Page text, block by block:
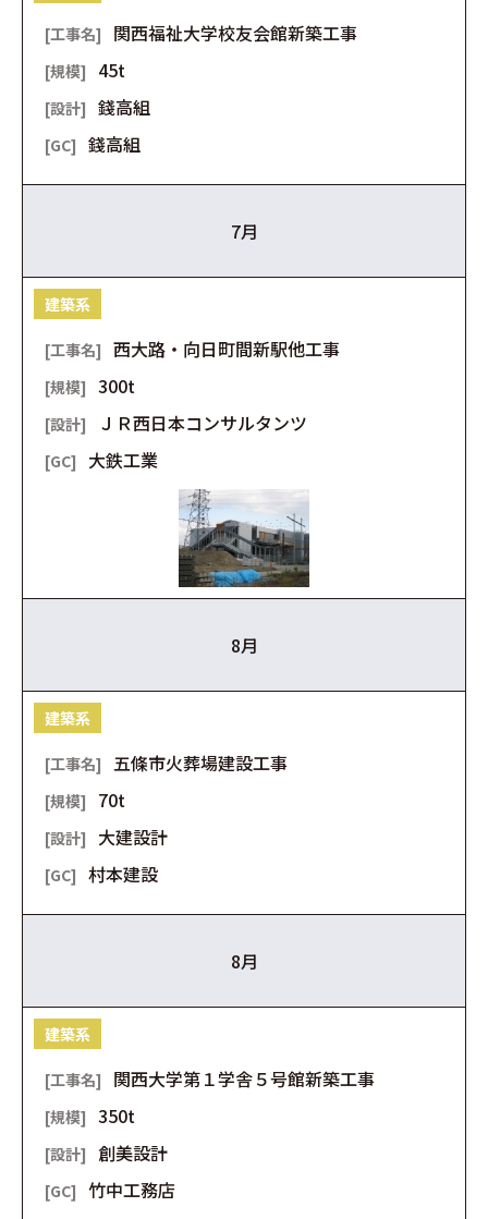
関西福祉大学校友会館新築工事
45t
錢高組
錢高組
7月
建築系
西大路・向日町間新駅他工事
300t
ＪＲ西日本コンサルタンツ
大鉄工業
8月
建築系
五條市火葬場建設工事
70t
大建設計
村本建設
8月
建築系
関西大学第１学舎５号館新築工事
350t
創美設計
竹中工務店